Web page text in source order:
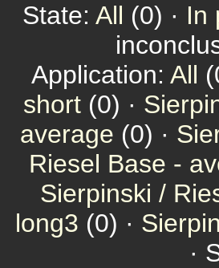
State: All (0) · In
Application: All
short (0) ·
average (0) ·
Riesel Base -
Sierpinski /
long3 (0) ·
·